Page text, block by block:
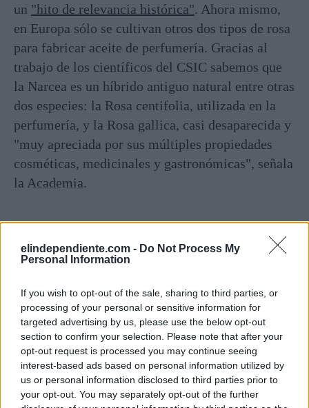
elindependiente.com - Do Not Process My
Personal Information
If you wish to opt-out of the sale, sharing to third parties, or
processing of your personal or sensitive information for
targeted advertising by us, please use the below opt-out
section to confirm your selection. Please note that after your
opt-out request is processed you may continue seeing
interest-based ads based on personal information utilized by
us or personal information disclosed to third parties prior to
your opt-out. You may separately opt-out of the further
un "hito de relevancia histórica". Ahora mismo,
en Europa sólo se cultivan otros dos tipos de rosa
para fabricar aceite de perfumería. Gracias al
trabajo de los científicos del CSIC sabemos que
la Narcea es un híbrido antiguo natural entre otras
dos especies: la Rosa centifolia, utilizada en la
perfumería, y la Rosa gallica, casi desaparecida y
"muy apreciada por sus múltiples propiedades
cosméticas, medicinales y gastronómicas", señala
la Academia.